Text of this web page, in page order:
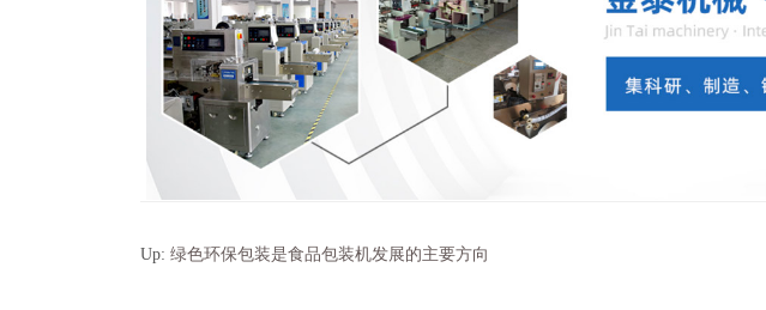
Up: 绿色环保包装是食品包装机发展的主要方向